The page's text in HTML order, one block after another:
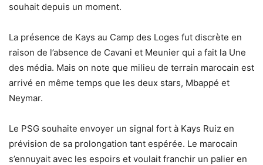
souhait depuis un moment.
La présence de Kays au Camp des Loges fut discrète en
raison de l’absence de Cavani et Meunier qui a fait la Une
des média. Mais on note que milieu de terrain marocain est
arrivé en même temps que les deux stars, Mbappé et
Neymar.
Le PSG souhaite envoyer un signal fort à Kays Ruiz en
prévision de sa prolongation tant espérée. Le marocain
s’ennuyait avec les espoirs et voulait franchir un palier en